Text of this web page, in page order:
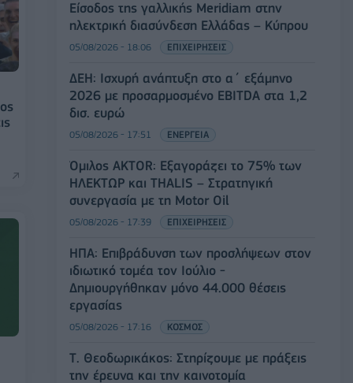
Είσοδος της γαλλικής Meridiam στην
ηλεκτρική διασύνδεση Ελλάδας – Κύπρου
05/08/2026 - 18:06 ΕΠΙΧΕΙΡΗΣΕΙΣ
ΔΕΗ: Ισχυρή ανάπτυξη στο α΄ εξάμηνο
2026 με προσαρμοσμένο EBITDA στα 1,2
δισ. ευρώ
05/08/2026 - 17:51 ΕΝΕΡΓΕΙΑ
Όμιλος AKTOR: Εξαγοράζει το 75% των
ΗΛΕΚΤΩΡ και THALIS – Στρατηγική
συνεργασία με τη Motor Oil
05/08/2026 - 17:39 ΕΠΙΧΕΙΡΗΣΕΙΣ
ΗΠΑ: Επιβράδυνση των προσλήψεων στον
ιδιωτικό τομέα τον Ιούλιο -
Δημιουργήθηκαν μόνο 44.000 θέσεις
εργασίας
05/08/2026 - 17:16 ΚΟΣΜΟΣ
Τ. Θεοδωρικάκος: Στηρίζουμε με πράξεις
την έρευνα και την καινοτομία